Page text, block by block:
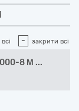
- закрити всі
8 М ...